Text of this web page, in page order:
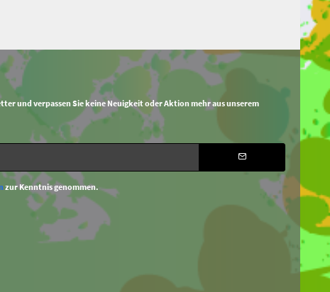
und verpassen Sie keine Neuigkeit oder Aktion mehr aus unserem
zur Kenntnis genommen.